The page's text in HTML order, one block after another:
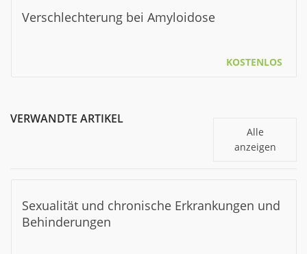
Verschlechterung bei Amyloidose
KOSTENLOS
VERWANDTE ARTIKEL
Alle
anzeigen
Sexualität und chronische Erkrankungen und
Behinderungen